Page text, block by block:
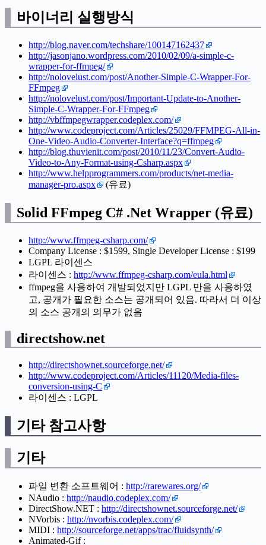
바이너리 실행방식
http://blog.naver.com/techshare/100147162437
http://jasonjano.wordpress.com/2010/02/09/a-simple-c-
wrapper-for-ffmpeg/
http://nolovelust.com/post/Another-Simple-C-Wrapper-For-
FFmpeg
http://nolovelust.com/post/Important-Update-to-Another-
Simple-C-Wrapper-For-FFmpeg
http://vbffmpegwrapper.codeplex.com/
http://www.codeproject.com/Articles/25029/FFMPEG-All-in-
One-Video-Audio-Converter-Interface?q=ffmpeg
http://blog.thuvienit.com/post/2010/11/23/Convert-Audio-
Video-to-Any-Format-using-Csharp.aspx
http://www.helpprogrammers.com/products/net-media-
manager-pro.aspx
(유료)
Solid FFmpeg C# .Net Wrapper (유료)
http://www.ffmpeg-csharp.com/
Company License : $1599, Single Developer License : $199
LGPL 라이센스
라이센스 : http://www.ffmpeg-csharp.com/eula.html
ffmpeg을 사용하여 개발되었지만 LGPL 만을 사용하였
고, 공개가 필요한 소스는 공개되어 있음. 따라서 더 이상
의 소스 공개의 의무가 없음
directshow.net
http://directshownet.sourceforge.net/
http://www.codeproject.com/Articles/11120/Media-files-
conversion-using-C
라이센스 : LGPL
기타 참고사항
기타
파일 변환 소프트웨어 : http://rarewares.org/
NAudio : http://naudio.codeplex.com/
DirectShow.NET : http://directshownet.sourceforge.net/
NVorbis : http://nvorbis.codeplex.com/
MIDI : http://sourceforge.net/apps/trac/fluidsynth/
Animated-Gif :